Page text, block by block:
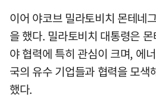
이어 야코브 밀라토비치 몬테네
을 했다. 밀라토비치 대통령은
야 협력에 특히 관심이 크며, 에
국의 유수 기업들과 협력을 모색
했다.